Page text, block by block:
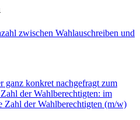
zwischen Wahlauschreiben und
ganz konkret nachgefragt zum
der Wahlberechtigten: im
Zahl der Wahlberechtigten (m/w)